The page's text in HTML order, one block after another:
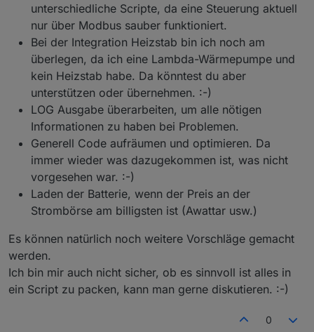
unterschiedliche Scripte, da eine Steuerung aktuell
nur über Modbus sauber funktioniert.
Bei der Integration Heizstab bin ich noch am
überlegen, da ich eine Lambda-Wärmepumpe und
kein Heizstab habe. Da könntest du aber
unterstützen oder übernehmen. :-)
LOG Ausgabe überarbeiten, um alle nötigen
Informationen zu haben bei Problemen.
Generell Code aufräumen und optimieren. Da
immer wieder was dazugekommen ist, was nicht
vorgesehen war. :-)
Laden der Batterie, wenn der Preis an der
Strombörse am billigsten ist (Awattar usw.)
Es können natürlich noch weitere Vorschläge gemacht
werden.
Ich bin mir auch nicht sicher, ob es sinnvoll ist alles in
ein Script zu packen, kann man gerne diskutieren. :-)
0